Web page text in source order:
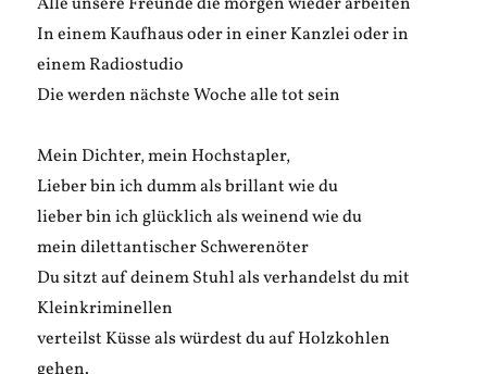
In einem Kaufhaus oder in einer Kanzlei oder in
einem Radiostudio
Die werden nächste Woche alle tot sein
Mein Dichter, mein Hochstapler,
Lieber bin ich dumm als brillant wie du
lieber bin ich glücklich als weinend wie du
mein dilettantischer Schwerenöter
Du sitzt auf deinem Stuhl als verhandelst du mit
Kleinkriminellen
verteilst Küsse als würdest du auf Holzkohlen